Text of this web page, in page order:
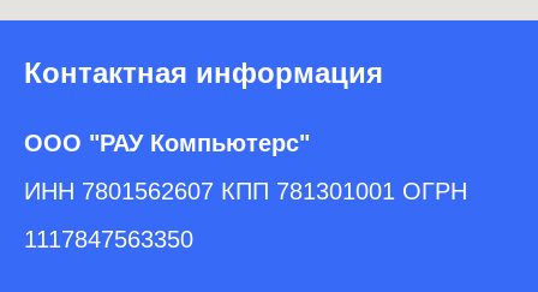
Контактная информация
ООО "РАУ Компьютерс"
ИНН 7801562607 КПП 781301001 ОГРН
1117847563350